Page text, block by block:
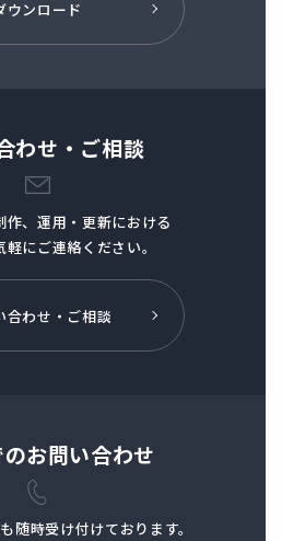
ウンロード
わせ・ご相談
、 運用・更新における
にご連絡ください。
合わせ・ご相談
お問い合わせ
随時受け付けております。